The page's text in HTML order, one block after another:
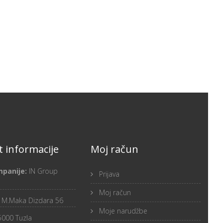
informacije
IN Group
M.Maka Dizdara 56
Tuzla
Moj račun
Prijava
Moj račun
Moje narudžbe